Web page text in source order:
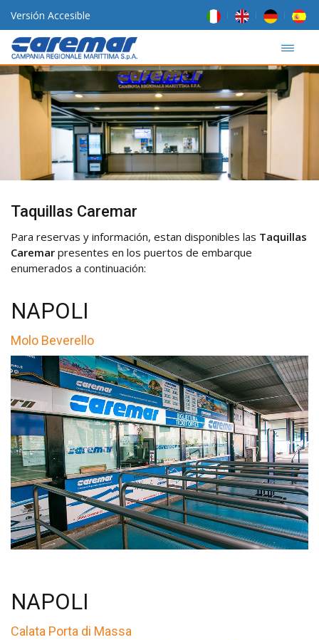
Versión Accesible
Taquillas Caremar
Para reservas y información, estan disponibles las Taquillas
Caremar presentes en los puertos de embarque
enumerados a continuación:
NAPOLI
Molo Beverello
NAPOLI
Calata Porta di Massa